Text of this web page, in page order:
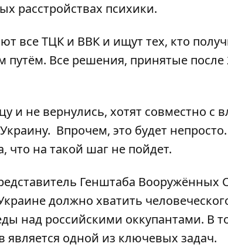
расстройствах психики.
все ТЦК и ВВК и ищут тех, кто
Все решения, принятые после
и не вернулись, хотят совместно с
Впрочем, это будет непросто.
на такой шаг не пойдет.
Генштаба Вооружённых
должно хватить
над российскими оккупантами. В
одной из ключевых задач.